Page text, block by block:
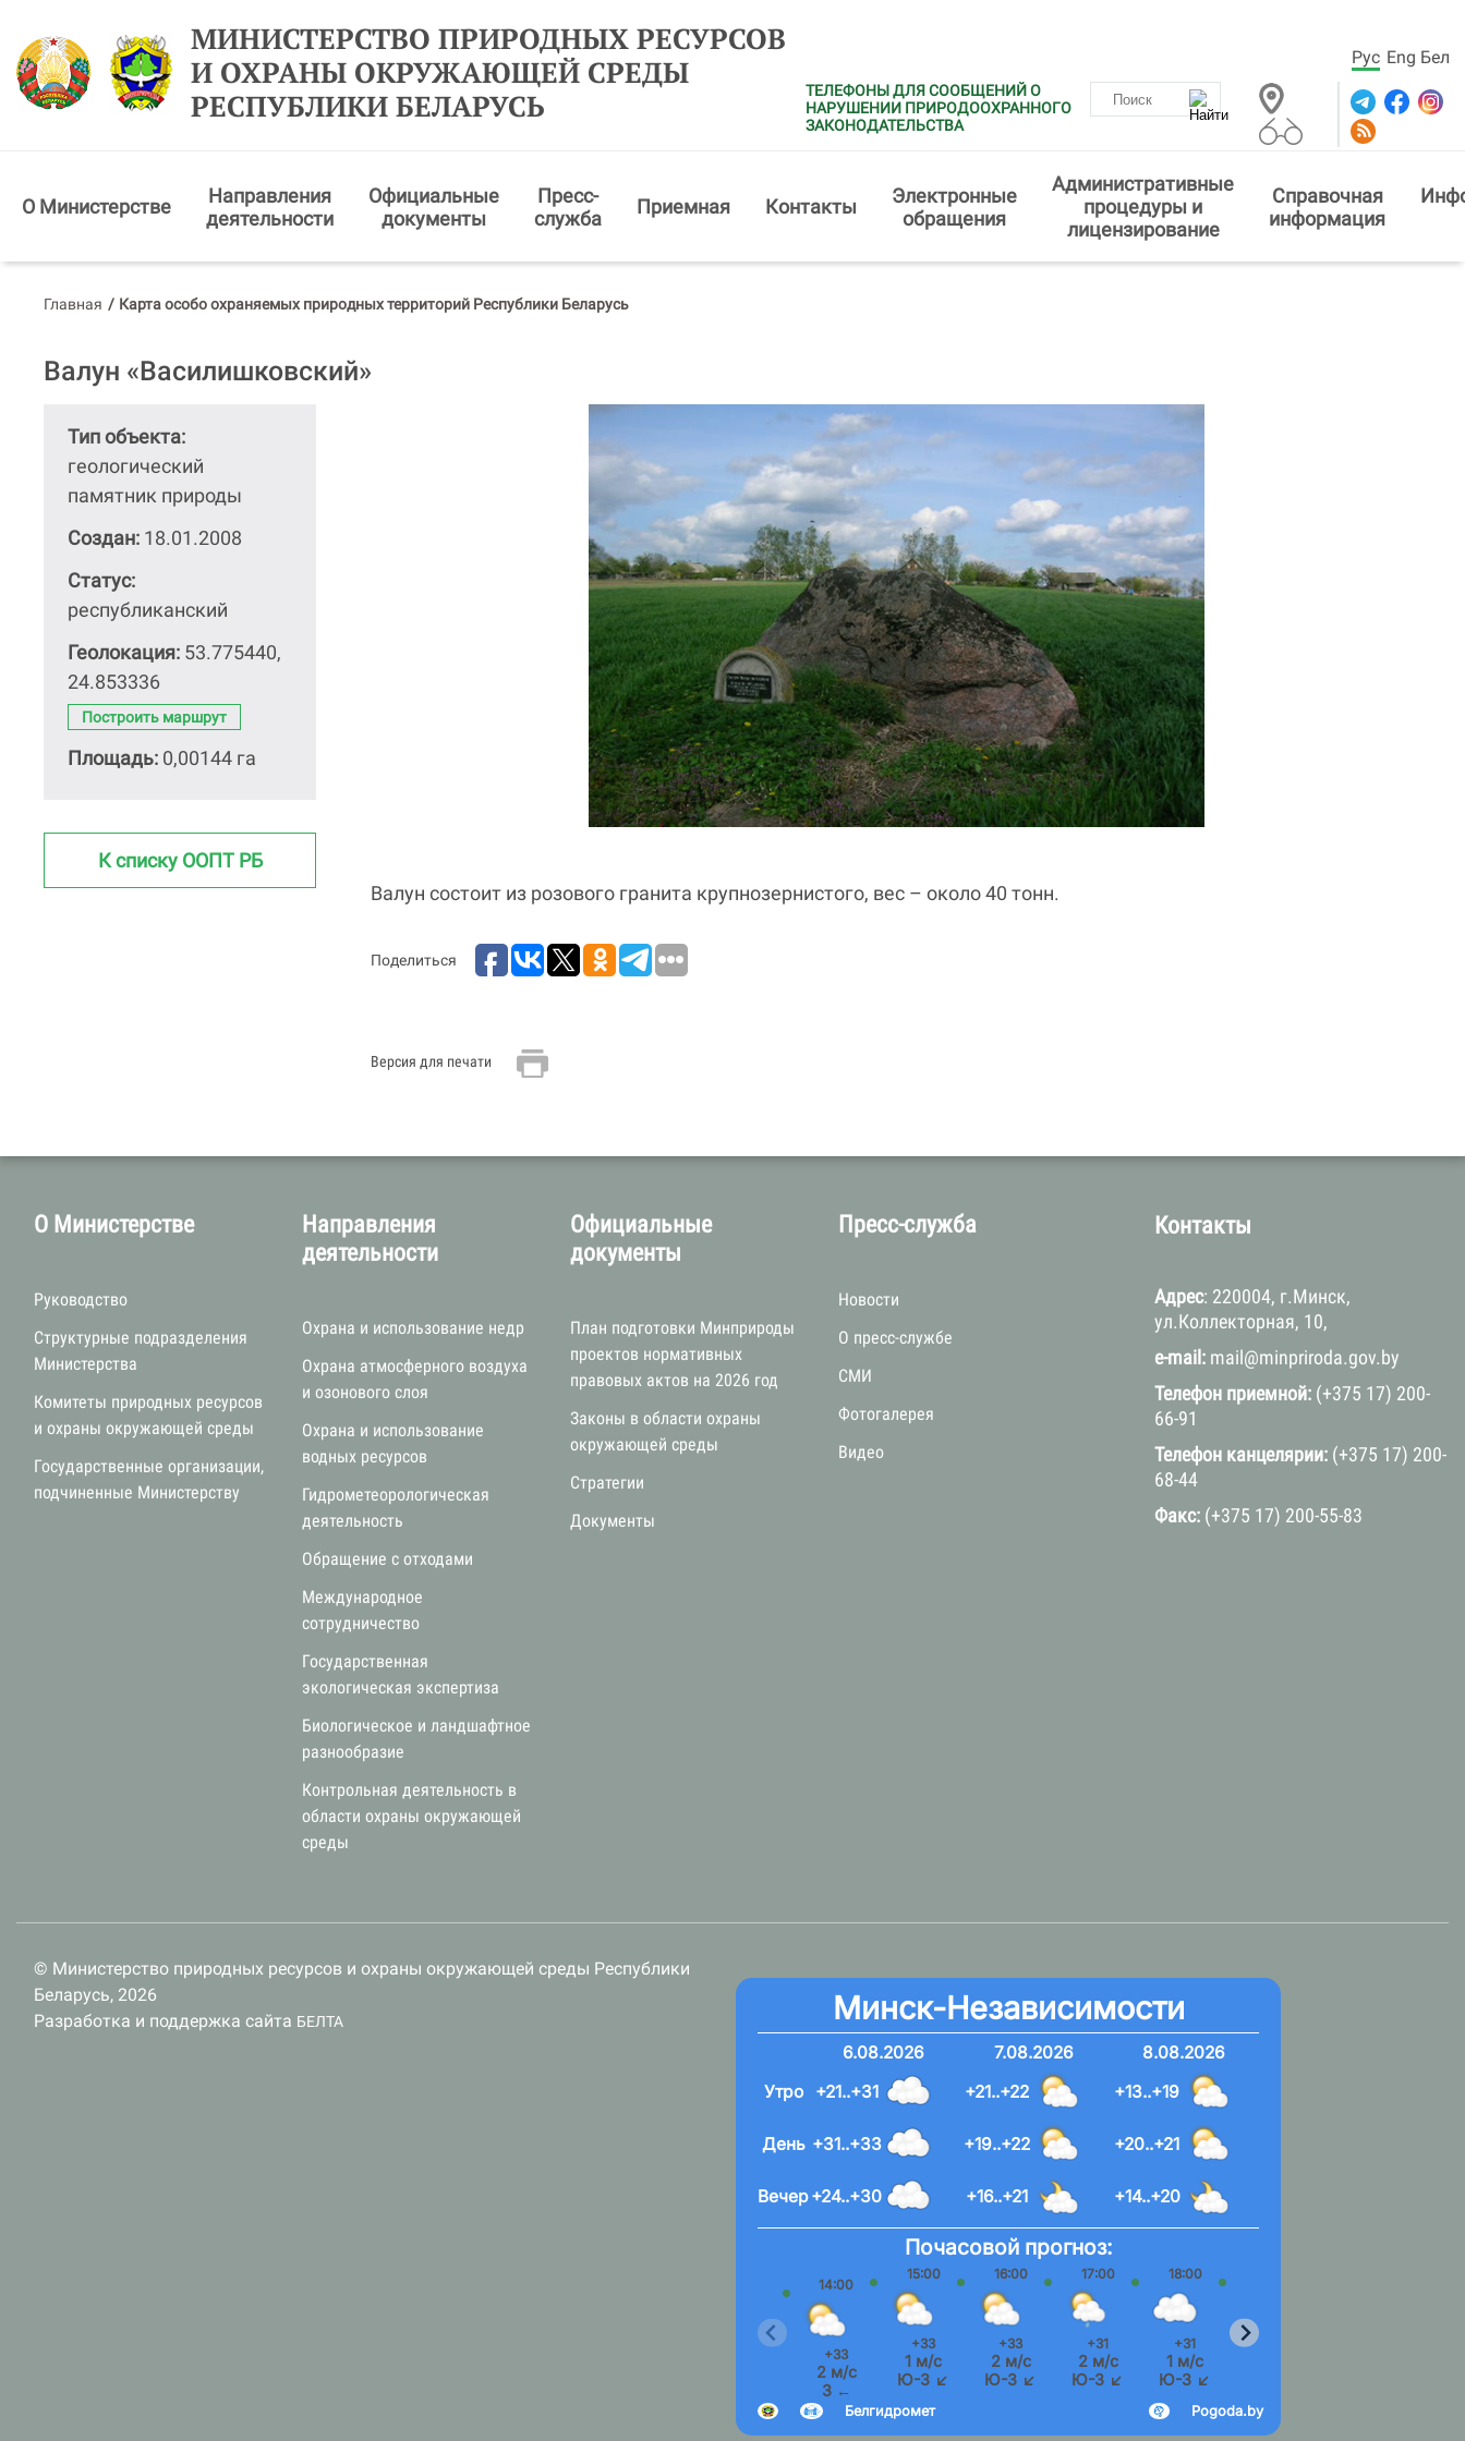
МИНИСТЕРСТВО ПРИРОДНЫХ РЕСУРСОВ
И ОХРАНЫ ОКРУЖАЮЩЕЙ СРЕДЫ
РЕСПУБЛИКИ БЕЛАРУСЬ
Рус Eng Бел
ТЕЛЕФОНЫ ДЛЯ СООБЩЕНИЙ О
НАРУШЕНИИ ПРИРОДООХРАННОГО
ЗАКОНОДАТЕЛЬСТВА
О Министерстве
Направления
деятельности
Официальные
документы
Пресс-
служба
Приемная Контакты
Электронные
обращения
Административные
процедуры и
лицензирование
Справочная
информация
Главная / Карта особо охраняемых природных территорий Республики Беларусь
Валун «Василишковский»
Тип объекта:
геологический
памятник природы
Создан: 18.01.2008
Статус:
республиканский
Геолокация: 53.775440,
24.853336
Построить маршрут
Площадь: 0,00144 га
К списку ООПТ РБ
Валун состоит из розового гранита крупнозернистого, вес – около 40 тонн.
Поделиться
Версия для печати
О Министерстве
Руководство
Структурные подразделения
Министерства
Комитеты природных ресурсов
и охраны окружающей среды
Государственные организации,
подчиненные Министерству
Направления
деятельности
Охрана и использование недр
Охрана атмосферного воздуха
и озонового слоя
Охрана и использование
водных ресурсов
Гидрометеорологическая
деятельность
Обращение с отходами
Международное
сотрудничество
Государственная
экологическая экспертиза
Биологическое и ландшафтное
разнообразие
Контрольная деятельность в
области охраны окружающей
среды
Официальные
документы
План подготовки Минприроды
проектов нормативных
правовых актов на 2026 год
Законы в области охраны
окружающей среды
Стратегии
Документы
Пресс-служба
Новости
О пресс-службе
СМИ
Фотогалерея
Видео
Контакты
Адрес: 220004, г.Минск,
ул.Коллекторная, 10,
e-mail: mail@minpriroda.gov.by
Телефон приемной: (+375 17) 200-
66-91
Телефон канцелярии: (+375 17) 200-
68-44
Факс: (+375 17) 200-55-83
© Министерство природных ресурсов и охраны окружающей среды Республики
Беларусь, 2026
Разработка и поддержка сайта БЕЛТА Минск-Независимости
6.08.2026
+21..+31
+31..+33
+24..+30
7.08.2026
+21..+22
+19..+22
+16..+21
8.08.2026
+13..+19
+20..+21
+14..+20
Вечер
День
Утро
Почасовой прогноз:
14:00
+33
2 м/с
З ←
15:00
+33
1 м/с
Ю-З ↙
16:00
+33
2 м/с
Ю-З ↙
17:00
+31
2 м/с
Ю-З ↙
18:00
+31
1 м/с
Ю-З ↙
Pogoda.by
Белгидромет